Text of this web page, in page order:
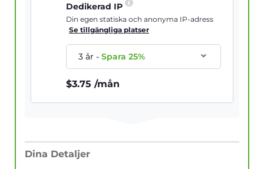
Dedikerad IP
Din egen statiska och anonyma IP-adress
Se tillgängliga platser
3 år-Spara25%
$3.75 /mån
Dina Detaljer